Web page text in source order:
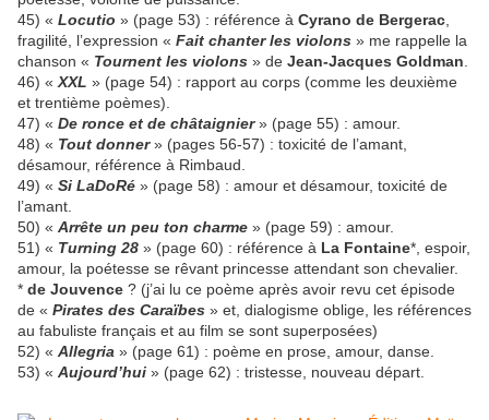
45) « Locutio » (page 53) : référence à Cyrano de Bergerac
fragilité, l’expression « Fait chanter les violons » me rappelle la
chanson « Tournent les violons » de Jean-Jacques Goldman
46) « XXL » (page 54) : rapport au corps (comme les deuxième
et trentième poèmes).
47) « De ronce et de châtaignier» (page 55) : amour.
48) « Tout donner» (pages 56-57) : toxicité de l’amant,
désamour, référence à Rimbaud.
49) « Si LaDoRé » (page 58) : amour et désamour, toxicité de
l’amant.
50) « Arrête un peu ton charme » (page 59) : amour.
51) « Turning 28 » (page 60) : référence à La Fontaine*, espoir,
amour, la poétesse se rêvant princesse attendant son chevalier.
* de Jouvence ? (j’ai lu ce poème après avoir revu cet épisode
de « Pirates des Caraïbes » et, dialogisme oblige, les références
au fabuliste français et au film se sont superposées)
52) « Allegria » (page 61) : poème en prose, amour, danse.
53) « Aujourd’hui » (page 62) : tristesse, nouveau départ.